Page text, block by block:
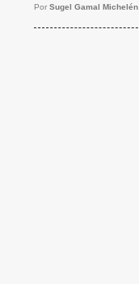
Por Sugel Gamal Michelén